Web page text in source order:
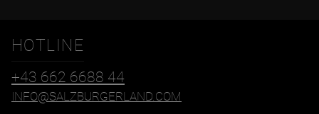
HOTLINE
+43 662 6688 44
INFO@SALZBURGERLAND.COM